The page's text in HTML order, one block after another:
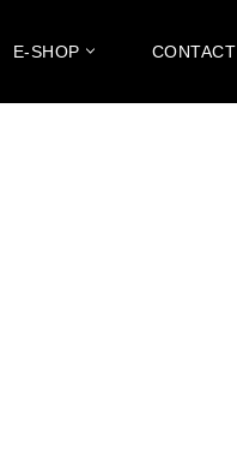
E-SHOP CONTACT